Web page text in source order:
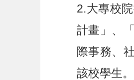
2.大專校
計畫」、
際事務、
該校學生。